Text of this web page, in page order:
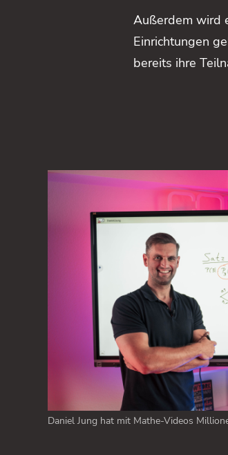
Außerdem wird
Einrichtungen
bereits ihre
Daniel Jung hat mit Mathe-Videos